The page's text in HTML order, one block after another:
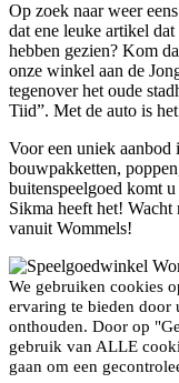
Op zoek naar weer
dat ene leuke artikel
hebben gezien? Kom
onze winkel aan de
tegenover het oude
Tiid”. Met de auto is
Voor een uniek aanbod
bouwpakketten,
buitenspeelgoed komt
Sikma heeft het! Wacht
vanuit Wommels!
We gebruiken cookies
ervaring te bieden door
onthouden. Door op
gebruik van ALLE
gaan om een